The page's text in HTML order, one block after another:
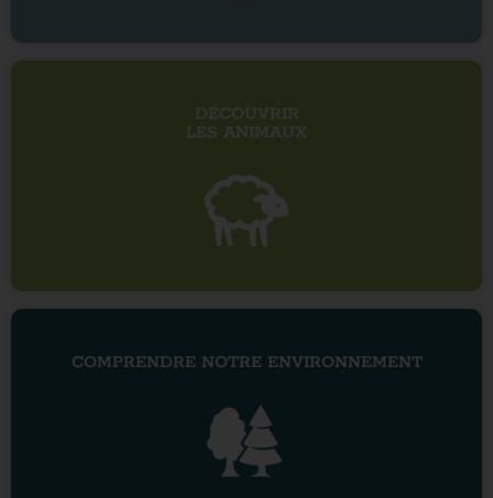
DÉCOUVRIR
LES ANIMAUX
COMPRENDRE NOTRE ENVIRONNEMENT